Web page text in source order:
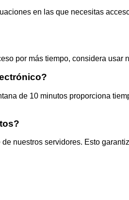
en las que necesitas
por más tiempo, considera usar
de 10 minutos proporciona
nuestros servidores. Esto